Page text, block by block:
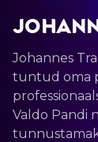
Johannes
tuntud oma
Valdo Pandi